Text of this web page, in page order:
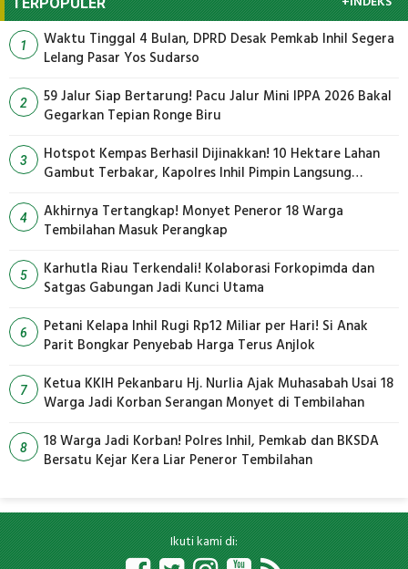
1
Waktu Tinggal 4 Bulan, DPRD Desak Pemkab Inhil Segera
Lelang Pasar Yos Sudarso
2
59 Jalur Siap Bertarung! Pacu Jalur Mini IPPA 2026 Bakal
Gegarkan Tepian Ronge Biru
3
Hotspot Kempas Berhasil Dijinakkan! 10 Hektare Lahan
Gambut Terbakar, Kapolres Inhil Pimpin Langsung
4
Akhirnya Tertangkap! Monyet Peneror 18 Warga
Tembilahan Masuk Perangkap
5
Karhutla Riau Terkendali! Kolaborasi Forkopimda dan
Satgas Gabungan Jadi Kunci Utama
6
Petani Kelapa Inhil Rugi Rp12 Miliar per Hari! Si Anak
Parit Bongkar Penyebab Harga Terus Anjlok
7
Ketua KKIH Pekanbaru Hj. Nurlia Ajak Muhasabah Usai 18
Warga Jadi Korban Serangan Monyet di Tembilahan
8
18 Warga Jadi Korban! Polres Inhil, Pemkab dan BKSDA
Bersatu Kejar Kera Liar Peneror Tembilahan
Ikuti kami di: